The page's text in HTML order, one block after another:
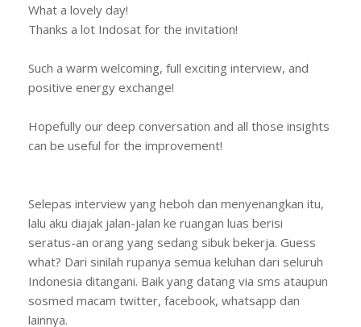
What a lovely day!
Thanks a lot Indosat for the invitation!
Such a warm welcoming, full exciting interview, and
positive energy exchange!
Hopefully our deep conversation and all those insights
can be useful for the improvement!
Selepas interview yang heboh dan menyenangkan itu,
lalu aku diajak jalan-jalan ke ruangan luas berisi
seratus-an orang yang sedang sibuk bekerja. Guess
what? Dari sinilah rupanya semua keluhan dari seluruh
Indonesia ditangani. Baik yang datang via sms ataupun
sosmed macam twitter, facebook, whatsapp dan
lainnya.